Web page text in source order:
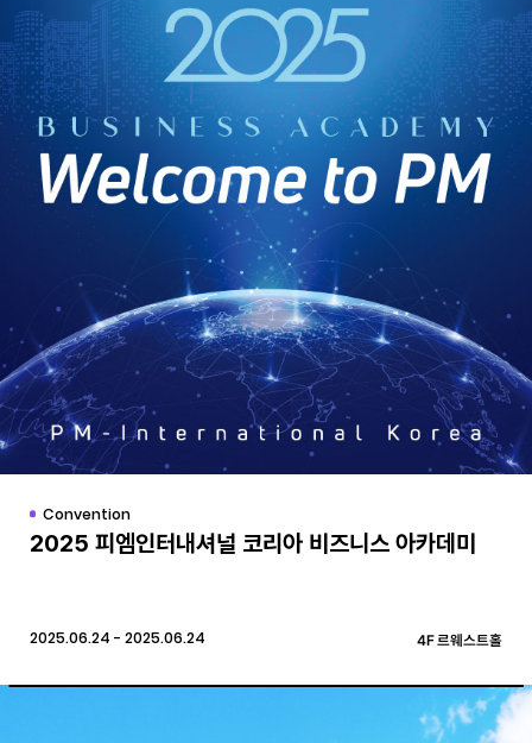
Convention
2025 피엠인터내셔널 코리아 비즈니스 아카데미
2025.06.24 - 2025.06.24 4F 르웨스트홀